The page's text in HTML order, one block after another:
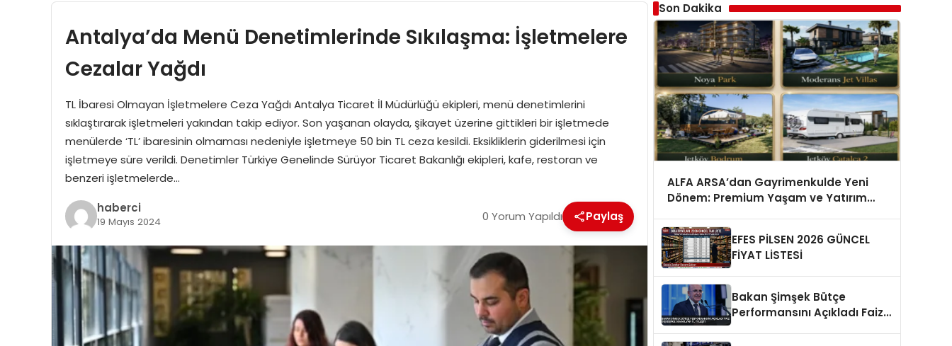
Antalya’da Menü Denetimlerinde Sıkılaşma: İşletmelere
Cezalar Yağdı
TL İbaresi Olmayan İşletmelere Ceza Yağdı Antalya Ticaret İl Müdürlüğü ekipleri, menü denetimlerini
sıklaştırarak işletmeleri yakından takip ediyor. Son yaşanan olayda, şikayet üzerine gittikleri bir işletmede
menülerde ‘TL’ ibaresinin olmaması nedeniyle işletmeye 50 bin TL ceza kesildi. Eksikliklerin giderilmesi için
işletmeye süre verildi. Denetimler Türkiye Genelinde Sürüyor Ticaret Bakanlığı ekipleri, kafe, restoran ve
benzeri işletmelerde…
haberci
19 Mayıs 2024 0 Yorum Yapıldı Paylaş
Son Dakika
ALFA ARSA’dan Gayrimenkulde Yeni
Dönem: Premium Yaşam ve Yatırım
EFES PİLSEN 2026 GÜNCEL
FİYAT LİSTESİ
Bakan Şimşek Bütçe
Performansını Açıkladı Faiz